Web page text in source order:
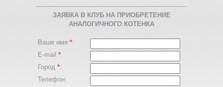
ЗАЯВКА В КЛУБ НА ПРИОБРЕТЕНИЕ
АНАЛОГИЧНОГО КОТЕНКА
Ваше имя *:
E-mail *:
Город *:
Телефон: